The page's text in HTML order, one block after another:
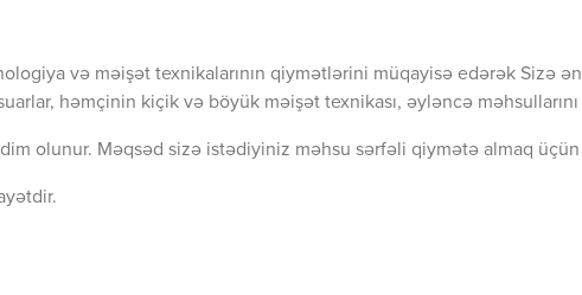
və məişət texnikalarının qiymətlərini müqayisə edərək Sizə
həmçinin kiçik və böyük məişət texnikası, əyləncə
olunur. Məqsəd sizə istədiyiniz məhsu sərfəli qiymətə almaq üçün